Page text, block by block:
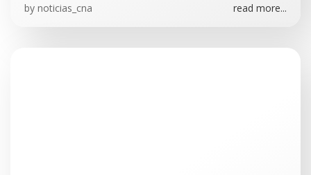
by noticias_cna read more...